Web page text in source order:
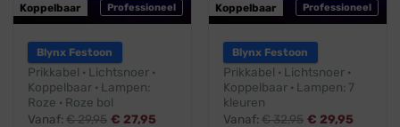
Professioneel
Koppelbaar
Blynx Festoon
Prikkabel · Lichtsnoer ·
Koppelbaar · Lampen:
Roze · Roze bol
Vanaf:€29,95 € 27,95
Professioneel
Koppelbaar
Blynx Festoon
Prikkabel · Lichtsnoer ·
Koppelbaar · Lampen: 7
kleuren
Vanaf:€32,95 € 29,95